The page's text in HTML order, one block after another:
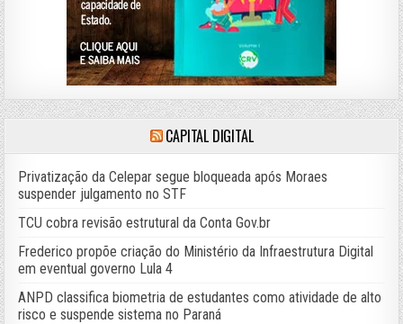
CAPITAL DIGITAL
Privatização da Celepar segue bloqueada após Moraes
suspender julgamento no STF
TCU cobra revisão estrutural da Conta Gov.br
Frederico propõe criação do Ministério da Infraestrutura Digital
em eventual governo Lula 4
ANPD classifica biometria de estudantes como atividade de alto
risco e suspende sistema no Paraná